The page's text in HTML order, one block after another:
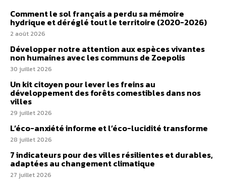
Comment le sol français a perdu sa mémoire
hydrique et déréglé tout le territoire (2020-2026)
2 août 2026
Développer notre attention aux espèces vivantes
non humaines avec les communs de Zoepolis
30 juillet 2026
Un kit citoyen pour lever les freins au
développement des forêts comestibles dans nos
villes
29 juillet 2026
L’éco-anxiété informe et l’éco-lucidité transforme
28 juillet 2026
7 indicateurs pour des villes résilientes et durables,
adaptées au changement climatique
27 juillet 2026